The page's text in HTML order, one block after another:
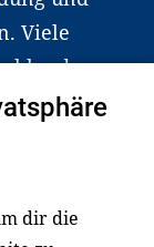
Viele
dabei.
wir eng
dir die